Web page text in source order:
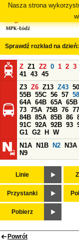
Nasza strona
Sprawdź rozkład na dzień:
Z Z1 Z2 0 1 2 3
41 43 45
Z3 Z6 Z13 Z43
55B 55C 56 57
64A 64B 65A 65B
73 75A 75B 76 77
84B 85A 85B 86
91C 92A 92B 93
G1 G2 H
W
N1A
N1B N2 N3A
N9
Linie
Przystanki
Pobierz
Powrót